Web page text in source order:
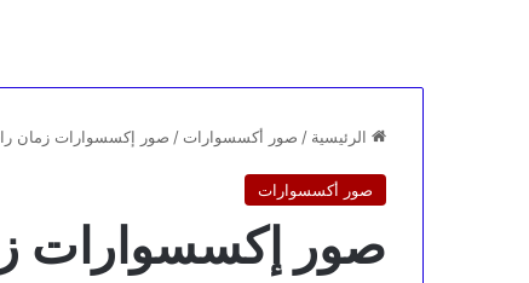
الرئيسية / صور أكسسوارات / صور إكسسوارات زمان
صور أكسسوارات
صور إكسسوارات